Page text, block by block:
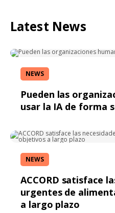
Latest News
NEWS
Pueden las
usar la IA de forma
NEWS
ACCORD satisface
urgentes de
a largo plazo